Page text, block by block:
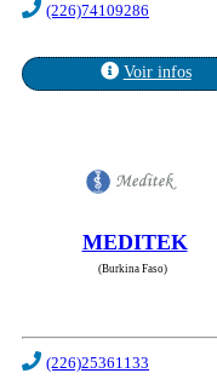
(226)74109286
Voir infos
MEDITEK
(Burkina Faso)
(226)25361133